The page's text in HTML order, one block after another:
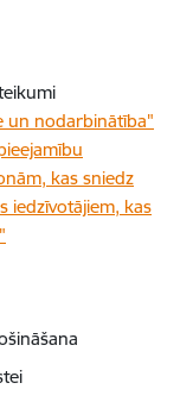
un nodarbinātība"
kas sniedz
iedzīvotājiem, kas